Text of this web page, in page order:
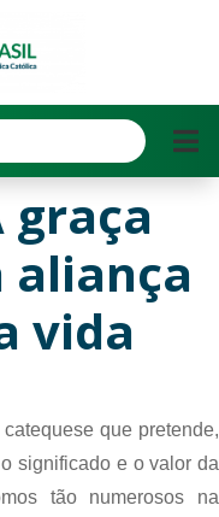
graça
aliança
vida
que pretende,
significado e o valor da
tão numerosos na